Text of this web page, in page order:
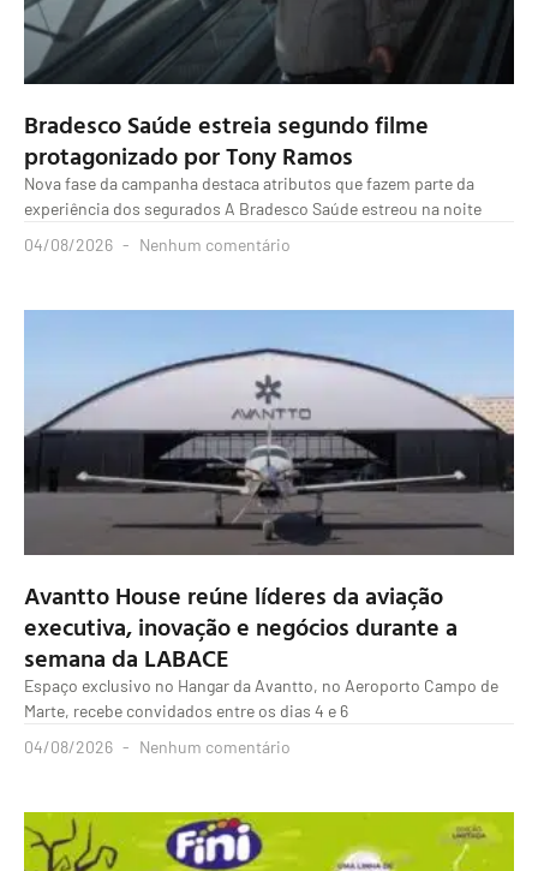
Bradesco Saúde estreia segundo filme
protagonizado por Tony Ramos
Nova fase da campanha destaca atributos que fazem parte da
experiência dos segurados A Bradesco Saúde estreou na noite
04/08/2026
Nenhum comentário
Avantto House reúne líderes da aviação
executiva, inovação e negócios durante a
semana da LABACE
Espaço exclusivo no Hangar da Avantto, no Aeroporto Campo de
Marte, recebe convidados entre os dias 4 e 6
04/08/2026
Nenhum comentário